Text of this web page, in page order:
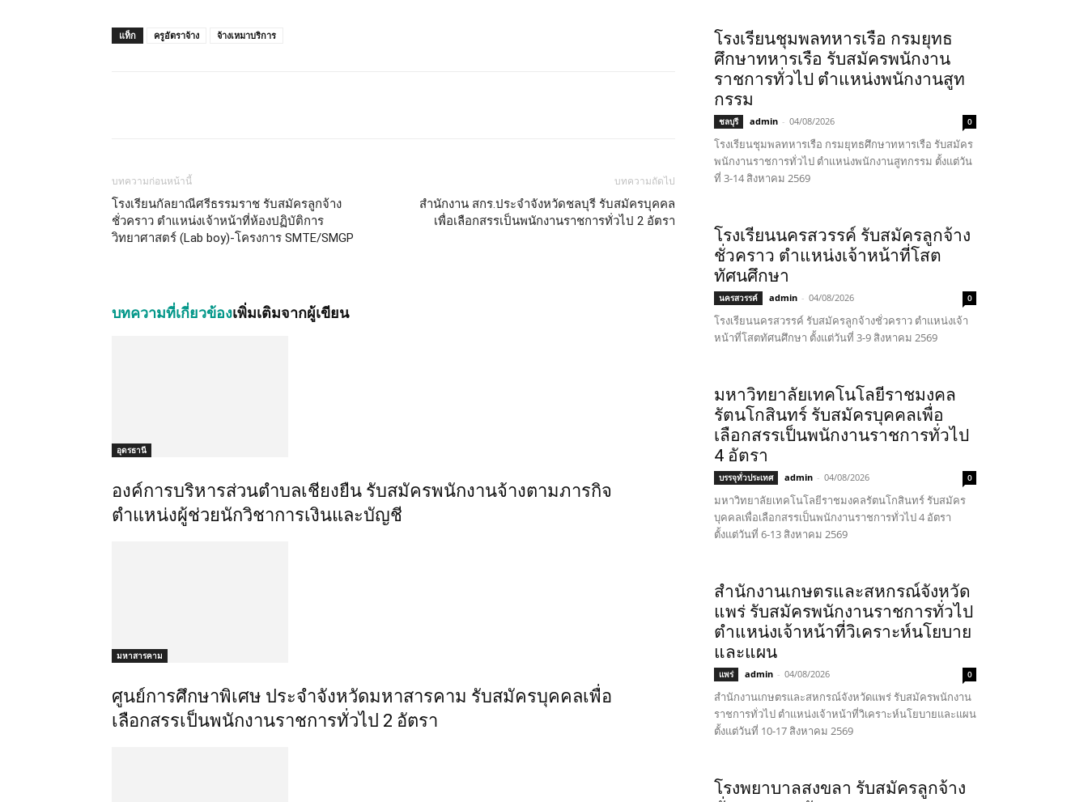
แท็ก ครูอัตราจ้าง จ้างเหมาบริการ
บทความก่อนหน้านี้
โรงเรียนกัลยาณีศรีธรรมราช รับสมัครลูกจ้าง
ชั่วคราว ตำแหน่งเจ้าหน้าที่ห้องปฏิบัติการ
วิทยาศาสตร์ (Lab boy)-โครงการ SMTE/SMGP
บทความถัดไป
สำนักงาน สกร.ประจำจังหวัดชลบุรี รับสมัครบุคคล
เพื่อเลือกสรรเป็นพนักงานราชการทั่วไป 2 อัตรา
บทความที่เกี่ยวข้องเพิ่มเติมจากผู้เขียน
อุดรธานี
องค์การบริหารส่วนตำบลเชียงยืน รับสมัครพนักงานจ้างตามภารกิจ
ตำแหน่งผู้ช่วยนักวิชาการเงินและบัญชี
มหาสารคาม
ศูนย์การศึกษาพิเศษ ประจำจังหวัดมหาสารคาม รับสมัครบุคคลเพื่อ
เลือกสรรเป็นพนักงานราชการทั่วไป 2 อัตรา
โรงเรียนชุมพลทหารเรือ กรมยุทธ
ศึกษาทหารเรือ รับสมัครพนักงาน
ราชการทั่วไป ตำแหน่งพนักงานสูท
กรรม
ชลบุรี admin - 04/08/2026 0
โรงเรียนชุมพลทหารเรือ กรมยุทธศึกษาทหารเรือ รับสมัคร
พนักงานราชการทั่วไป ตำแหน่งพนักงานสูทกรรม ตั้งแต่วัน
ที่ 3-14 สิงหาคม 2569
โรงเรียนนครสวรรค์ รับสมัครลูกจ้าง
ชั่วคราว ตำแหน่งเจ้าหน้าที่โสต
ทัศนศึกษา
นครสวรรค์ admin - 04/08/2026 0
โรงเรียนนครสวรรค์ รับสมัครลูกจ้างชั่วคราว ตำแหน่งเจ้า
หน้าที่โสตทัศนศึกษา ตั้งแต่วันที่ 3-9 สิงหาคม 2569
มหาวิทยาลัยเทคโนโลยีราชมงคล
รัตนโกสินทร์ รับสมัครบุคคลเพื่อ
เลือกสรรเป็นพนักงานราชการทั่วไป
4 อัตรา
บรรจุทั่วประเทศ admin - 04/08/2026 0
มหาวิทยาลัยเทคโนโลยีราชมงคลรัตนโกสินทร์ รับสมัคร
บุคคลเพื่อเลือกสรรเป็นพนักงานราชการทั่วไป 4 อัตรา
ตั้งแต่วันที่ 6-13 สิงหาคม 2569
สำนักงานเกษตรและสหกรณ์จังหวัด
แพร่ รับสมัครพนักงานราชการทั่วไป
ตำแหน่งเจ้าหน้าที่วิเคราะห์นโยบาย
และแผน
แพร่ admin - 04/08/2026 0
สำนักงานเกษตรและสหกรณ์จังหวัดแพร่ รับสมัครพนักงาน
ราชการทั่วไป ตำแหน่งเจ้าหน้าที่วิเคราะห์นโยบายและแผน
ตั้งแต่วันที่ 10-17 สิงหาคม 2569
โรงพยาบาลสงขลา รับสมัครลูกจ้าง